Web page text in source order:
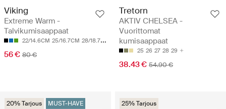
Viking
Extreme Warm -
Talvikumisaappaat
22/14.6CM 25/16.7CM 28/18.7CM 29/19.3CM 30/20CM
56 € 80 €
Tretorn
AKTIV CHELSEA -
Vuorittomat
kumisaappaat
25 26 27 28 29
38.43 € 54.90 €
20% Tarjous MUST-HAVE 25% Tarjous